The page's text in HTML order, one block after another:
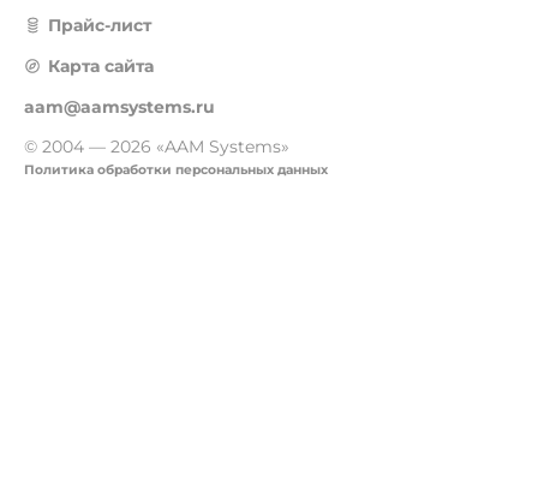
Прайс-лист
Карта сайта
aam@aamsystems.ru
© 2004 — 2026 «AAM Systems»
Политика обработки персональных данных